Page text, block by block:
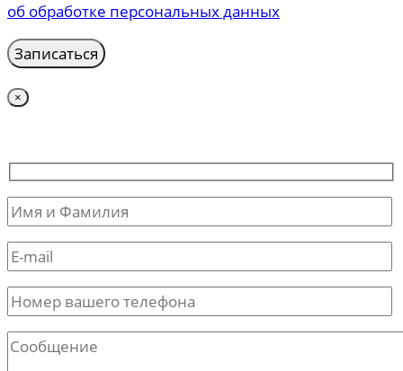
об обработке персональных данных
×